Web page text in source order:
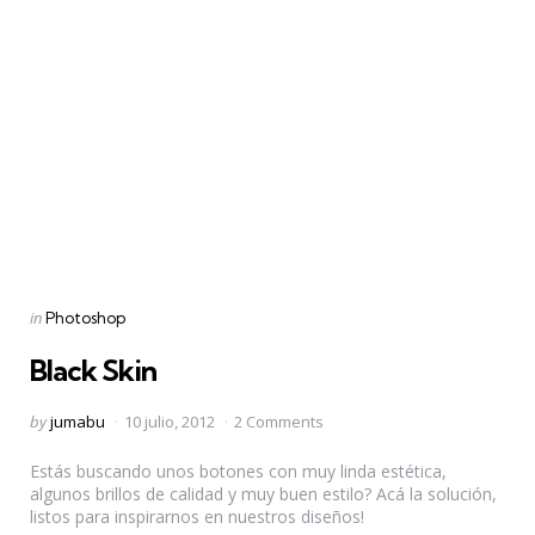
Categories
Posted
inPhotoshop
Black Skin
Posted
byjumabu 10 julio, 2012 2 Comments
Estás buscando unos botones con muy linda estética,
algunos brillos de calidad y muy buen estilo? Acá la solución,
listos para inspirarnos en nuestros diseños!